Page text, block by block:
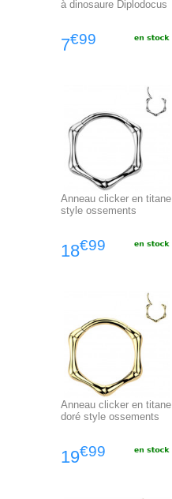
à dinosaure Diplodocus
7€99
Anneau clicker en titane
style ossements
18€99
Anneau clicker en titane
doré style ossements
19€99